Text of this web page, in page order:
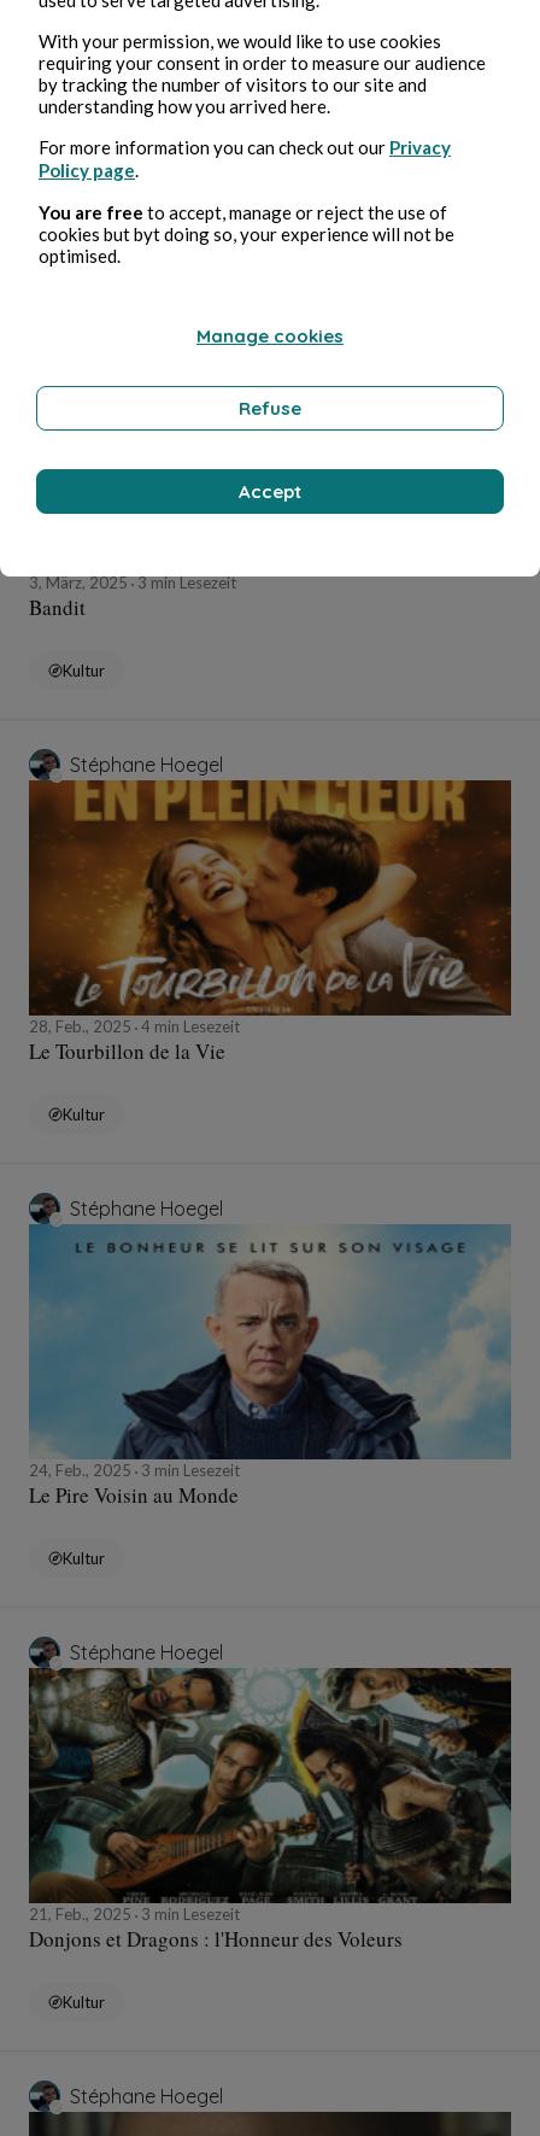
7, März, 20255 min Lesezeit
The Marvels
Kultur
3, März, 20253 min Lesezeit
Bandit
Kultur
Stéphane Hoegel
28, Feb., 2025 4 min Lesezeit
Le Tourbillon de la Vie
Kultur
Stéphane Hoegel
24, Feb., 2025 3 min Lesezeit
Le Pire Voisin au Monde
Kultur
Stéphane Hoegel
21, Feb., 2025 3 min Lesezeit
Donjons et Dragons : l'Honneur des Voleurs
Kultur
Stéphane Hoegel
With your permission, we would like to use cookies
requiring your consent in order to measure our audience
by tracking the number of visitors to our site and
understanding how you arrived here.
For more information you can check out our Privacy
Policy page
You are free to accept, manage or reject the use of
cookies but byt doing so, your experience will not be
optimised.
Manage cookies
Refuse
Accept